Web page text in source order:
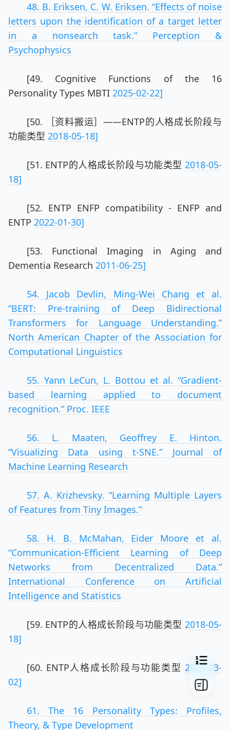
48. B. Eriksen, C. W. Eriksen. “Effects of noise
letters upon the identification of a target letter
in a nonsearch task.” Perception &
Psychophysics
[49. Cognitive Functions of the 16
Personality Types MBTI 2025-02-22]
[50. ［资料搬运］——ENTP的人格成长阶段与
功能类型 2018-05-18]
[51. ENTP的人格成长阶段与功能类型 2018-05-
18]
[52. ENTP ENFP compatibility - ENFP and
ENTP 2022-01-30]
[53. Functional Imaging in Aging and
Dementia Research 2011-06-25]
54. Jacob Devlin, Ming-Wei Chang et al.
“BERT: Pre-training of Deep Bidirectional
Transformers for Language Understanding.”
North American Chapter of the Association for
Computational Linguistics
55. Yann LeCun, L. Bottou et al. “Gradient-
based learning applied to document
recognition.” Proc. IEEE
56. L. Maaten, Geoffrey E. Hinton.
“Visualizing Data using t-SNE.” Journal of
Machine Learning Research
57. A. Krizhevsky. “Learning Multiple Layers
of Features from Tiny Images.”
58. H. B. McMahan, Eider Moore et al.
“Communication-Efficient Learning of Deep
Networks from Decentralized Data.”
International Conference on Artificial
Intelligence and Statistics
[59. ENTP的人格成长阶段与功能类型 2018-05-
18]
[60. ENTP人格成长阶段与功能类型 2020-03-
02]
61. The 16 Personality Types: Profiles,
Theory, & Type Development